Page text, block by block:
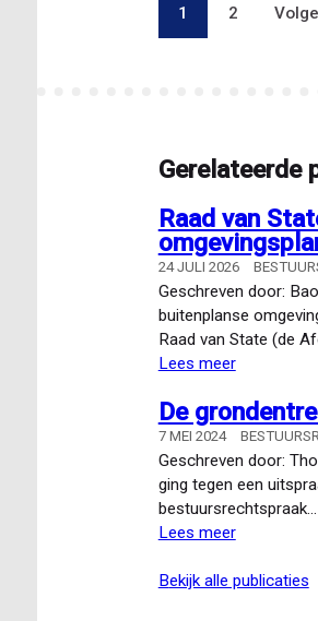
Paginering
Pagina
1 Pagina
2
Gerelateerde
Raad van
24 JULI 2026
Geschreven door:
buitenplanse
Raad van State (de
Lees meerover
van
State:
eerste
uitspraken
over
buitenplanse
De
7 MEI 2024
Geschreven door:
ging tegen een
bestuursrechtspraak…
Lees meerover
bekijk alle publicaties